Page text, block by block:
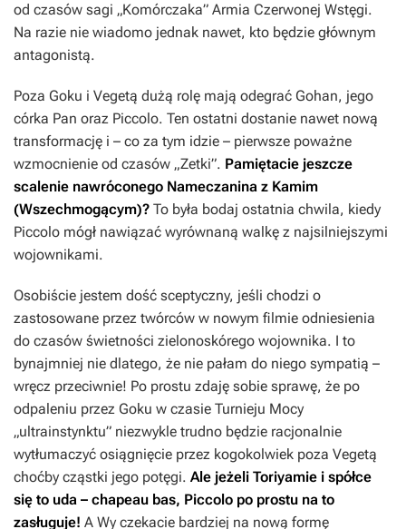
od czasów sagi „Komórczaka” Armia Czerwonej Wstęgi.
Na razie nie wiadomo jednak nawet, kto będzie głównym
antagonistą.
Poza Goku i Vegetą dużą rolę mają odegrać Gohan, jego
córka Pan oraz Piccolo. Ten ostatni dostanie nawet nową
transformację i – co za tym idzie – pierwsze poważne
wzmocnienie od czasów „Zetki”. Pamiętacie jeszcze
scalenie nawróconego Nameczanina z Kamim
(Wszechmogącym)? To była bodaj ostatnia chwila, kiedy
Piccolo mógł nawiązać wyrównaną walkę z najsilniejszymi
wojownikami.
Osobiście jestem dość sceptyczny, jeśli chodzi o
zastosowane przez twórców w nowym filmie odniesienia
do czasów świetności zielonoskórego wojownika. I to
bynajmniej nie dlatego, że nie pałam do niego sympatią –
wręcz przeciwnie! Po prostu zdaję sobie sprawę, że po
odpaleniu przez Goku w czasie Turnieju Mocy
„ultrainstynktu” niezwykle trudno będzie racjonalnie
wytłumaczyć osiągnięcie przez kogokolwiek poza Vegetą
choćby cząstki jego potęgi. Ale jeżeli Toriyamie i spółce
się to uda – chapeau bas, Piccolo po prostu na to
zasługuje! A Wy czekacie bardziej na nową formę